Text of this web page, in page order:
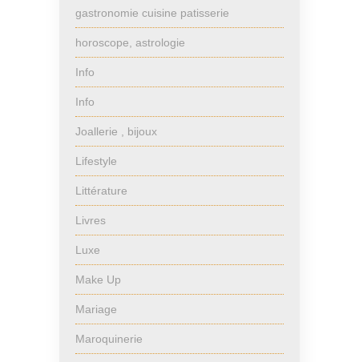
gastronomie cuisine patisserie
horoscope, astrologie
Info
Info
Joallerie , bijoux
Lifestyle
Littérature
Livres
Luxe
Make Up
Mariage
Maroquinerie